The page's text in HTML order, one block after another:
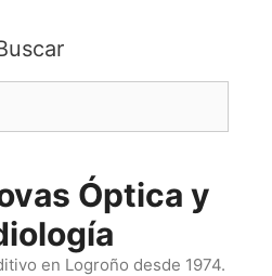
Óptica y
en Logroño desde 1974.